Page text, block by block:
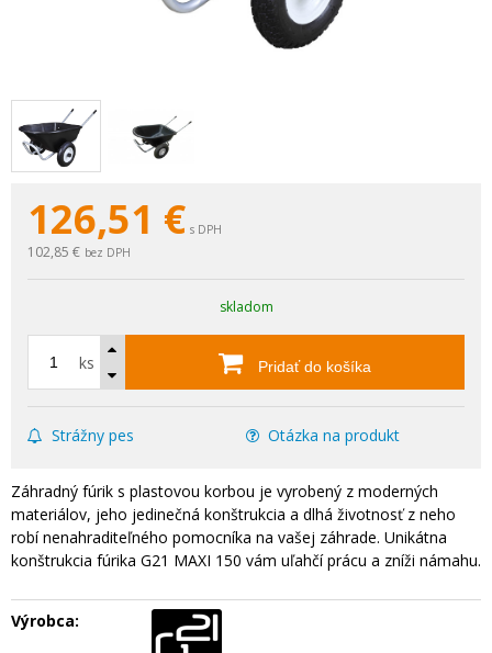
126,51 € s DPH
102,85 € bez DPH
skladom
ks Pridať do košíka
Strážny pes Otázka na produkt
Záhradný fúrik s plastovou korbou je vyrobený z moderných
materiálov, jeho jedinečná konštrukcia a dlhá životnosť z neho
robí nenahraditeľného pomocníka na vašej záhrade. Unikátna
konštrukcia fúrika G21 MAXI 150 vám uľahčí prácu a zníži námahu.
Výrobca: